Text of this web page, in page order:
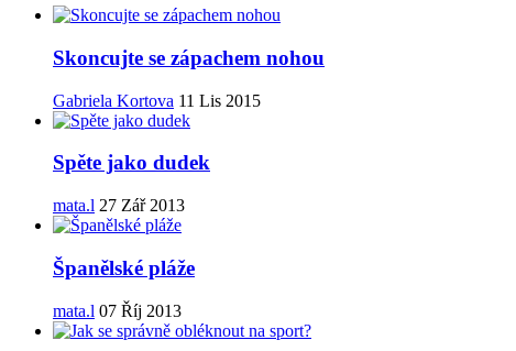
Skoncujte se zápachem nohou
Gabriela Kortova 11 Lis 2015
Spěte jako dudek
mata.l 27 Zář 2013
Španělské pláže
mata.l 07 Říj 2013